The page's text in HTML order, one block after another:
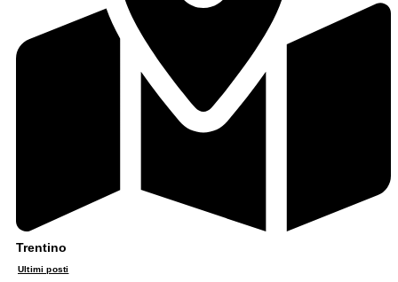
Trentino
Ultimi posti